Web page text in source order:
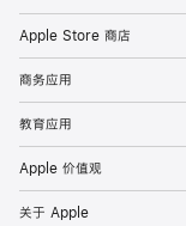
Apple Store 商店
商务应用
教育应用
Apple 价值观
关于 Apple